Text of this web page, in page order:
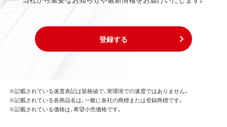
登録する
※記載されている速度表記は規格値で、実環境での速度ではありません。
※記載されている各商品名は、一般に各社の商標または登録商標です。
※記載されている価格は、希望小売価格です。